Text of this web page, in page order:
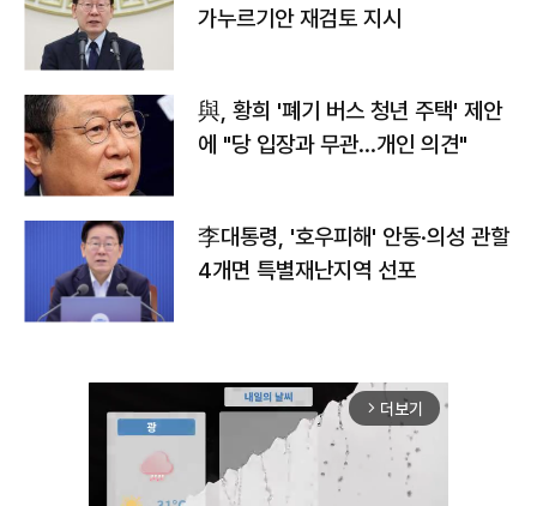
가누르기안 재검토 지시
與, 황희 '폐기 버스 청년 주택' 제안
에 "당 입장과 무관…개인 의견"
李대통령, '호우피해' 안동·의성 관할
4개면 특별재난지역 선포
arrow_forward_ios 더보기